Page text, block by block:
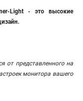
Light - это высокие
от представленного на
монитора вашего